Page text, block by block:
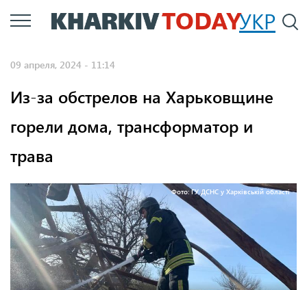
Перейти
к
УКР
09 апреля, 2024 - 11:14
Из-за обстрелов на Харьковщине
горели дома, трансформатор и
трава
Фото: ГУ ДСНС у Харківській області